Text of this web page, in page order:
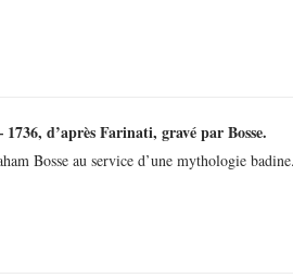
d’après Farinati, gravé par Bosse.
Bosse au service d’une mythologie badine.